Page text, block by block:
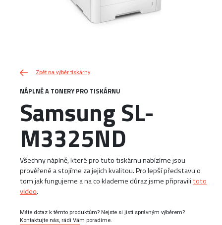
Zpět na výběr tiskárny
NÁPLNĚ A TONERY PRO TISKÁRNU
Samsung SL-
M3325ND
Všechny náplně, které pro tuto tiskárnu nabízíme jsou
prověřené a stojíme za jejich kvalitou. Pro lepší představu o
tom jak fungujeme a na co klademe důraz jsme připravilitoto
video.
Máte dotaz k těmto produktům? Nejste si jisti správným výběrem?
Kontaktujte nás, rádi Vám poradíme.